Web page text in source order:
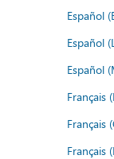
Español
Español
Español
Français
Français
Français